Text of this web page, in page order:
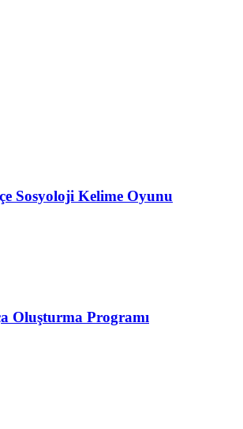
Sosyoloji Kelime Oyunu
Oluşturma Programı